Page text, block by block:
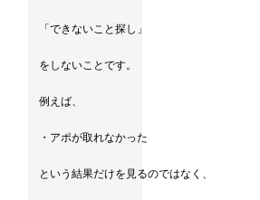
「できないこと探し」
をしないことです。
例えば、
・アポが取れなかった
という結果だけを見るのではなく、